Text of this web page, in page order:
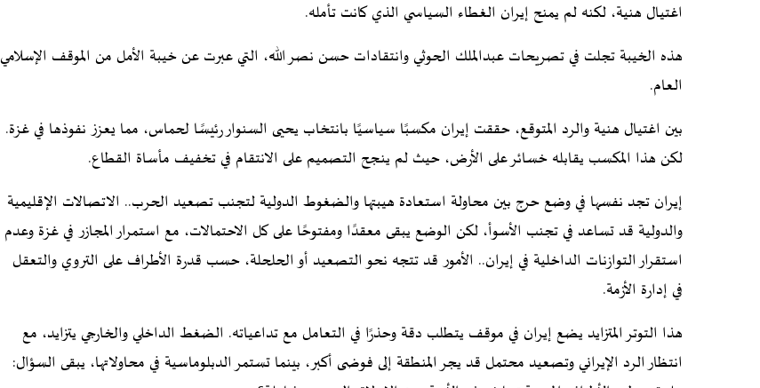
اغتيال هنية، لكنه لم يمنح إيران الغطاء السياسي الذي كانت تأمله.
هذه الخيبة تجلت في تصريحات عبدالملك الحوثي وانتقادات حسن نصر الله، التي عبرت عن خيبة الأمل من الموقف الإسلامي
العام.
بين اغتيال هنية والرد المتوقع، حققت إيران مكسبًا سياسيًا بانتخاب يحيى السنوار رئيسًا لحماس، مما يعزز نفوذها في غزة.
لكن هذا المكسب يقابله خسائر على الأرض، حيث لم ينجح التصميم على الانتقام في تخفيف مأساة القطاع.
إيران تجد نفسها في وضع حرج بين محاولة استعادة هيبتها والضغوط الدولية لتجنب تصعيد الحرب.. الاتصالات الإقليمية
والدولية قد تساعد في تجنب الأسوأ، لكن الوضع يبقى معقدًا ومفتوحًا على كل الاحتمالات، مع استمرار المجازر في غزة وعدم
استقرار التوازنات الداخلية في إيران.. الأمور قد تتجه نحو التصعيد أو الحلحلة، حسب قدرة الأطراف على التروي والتعقل
في إدارة الأزمة.
هذا التوتر المتزايد يضع إيران في موقف يتطلب دقة وحذرًا في التعامل مع تداعياته. الضغط الداخلي والخارجي يتزايد، مع
انتظار الرد الإيراني وتصعيد محتمل قد يجر المنطقة إلى فوضى أكبر، بينما تستمر الدبلوماسية في محاولاتها، يبقى السؤال: